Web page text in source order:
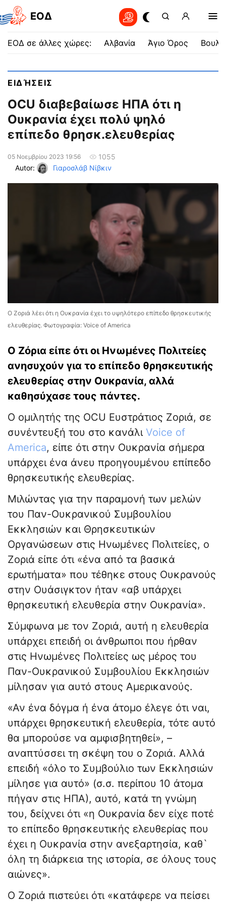
EOΔ
ΕΟΔ σε άλλες χώρες: Αλβανία Άγιο Όρος
ΕΙΔΉΣΕΙΣ
OCU διαβεβαίωσε ΗΠΑ ότι η
Ουκρανία έχει πολύ ψηλό
επίπεδο θρησκ.ελευθερίας
05 Νοεμβρίου 2023 19:56
1055
Autor:
Γιαροσλάβ Νίβκιν
Ο Ζοριά λέει ότι η Ουκρανία έχει το υψηλότερο επίπεδο θρησκευτικής
ελευθερίας. Φωτογραφία: Voice of America
Ο Ζόρια είπε ότι οι Ηνωμένες Πολιτείες
ανησυχούν για το επίπεδο θρησκευτικής
ελευθερίας στην Ουκρανία, αλλά
καθησύχασε τους πάντες.
Ο ομιλητής της OCU Ευστράτιος Ζοριά, σε
συνέντευξή του στο κανάλι Voice of
America, είπε ότι στην Ουκρανία σήμερα
υπάρχει ένα άνευ προηγουμένου επίπεδο
θρησκευτικής ελευθερίας.
Μιλώντας για την παραμονή των μελών
του Παν-Ουκρανικού Συμβουλίου
Εκκλησιών και Θρησκευτικών
Οργανώσεων στις Ηνωμένες Πολιτείες, ο
Ζοριά είπε ότι «ένα από τα βασικά
ερωτήματα» που τέθηκε στους Ουκρανούς
στην Ουάσιγκτον ήταν «αβ υπάρχει
θρησκευτική ελευθερία στην Ουκρανία».
Σύμφωνα με τον Ζοριά, αυτή η ελευθερία
υπάρχει επειδή οι άνθρωποι που ήρθαν
στις Ηνωμένες Πολιτείες ως μέρος του
Παν-Ουκρανικού Συμβουλίου Εκκλησιών
μίλησαν για αυτό στους Αμερικανούς.
«Αν ένα δόγμα ή ένα άτομο έλεγε ότι ναι,
υπάρχει θρησκευτική ελευθερία, τότε αυτό
θα μπορούσε να αμφισβητηθεί», –
αναπτύσσει τη σκέψη του ο Ζοριά. Αλλά
επειδή «όλο το Συμβούλιο των Εκκλησιών
μίλησε για αυτό» (σ.σ. περίπου 10 άτομα
πήγαν στις ΗΠΑ), αυτό, κατά τη γνώμη
του, δείχνει ότι «η Ουκρανία δεν είχε ποτέ
το επίπεδο θρησκευτικής ελευθερίας που
έχει η Ουκρανία στην ανεξαρτησία, καθ`
όλη τη διάρκεια της ιστορία, σε όλους τους
αιώνες».
Ο Ζοριά πιστεύει ότι «κατάφερε να πείσει